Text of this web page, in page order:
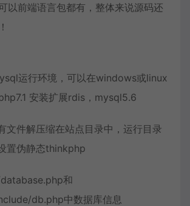
以前端语言包都有，整体来说源码还
运行环境，可以在windows或linux
安装扩展rdis，mysql5.6
文件解压缩在站点目录中，运行目录
置伪静态thinkphp
和
db.php中数据库信息